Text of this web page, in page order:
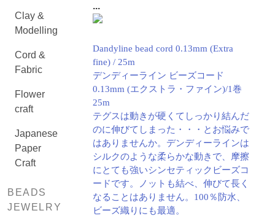
Clay &
Modelling
Cord &
Fabric
Flower
craft
Japanese
Paper
Craft
BEADS
JEWELRY
...
Dandyline bead cord 0.13mm (Extra
fine) / 25m
デンディーライン ビーズコード
0.13mm (エクストラ・ファイン)/1巻
25m
テグスは動きが硬くてしっかり結んだ
のに伸びてしまった・・・とお悩みで
はありませんか。デンディーラインは
シルクのような柔らかな動きで、摩擦
にとても強いシンセティックビーズコ
ードです。ノットも結べ、伸びて長く
なることはありません。100％防水、
ビーズ織りにも最適。